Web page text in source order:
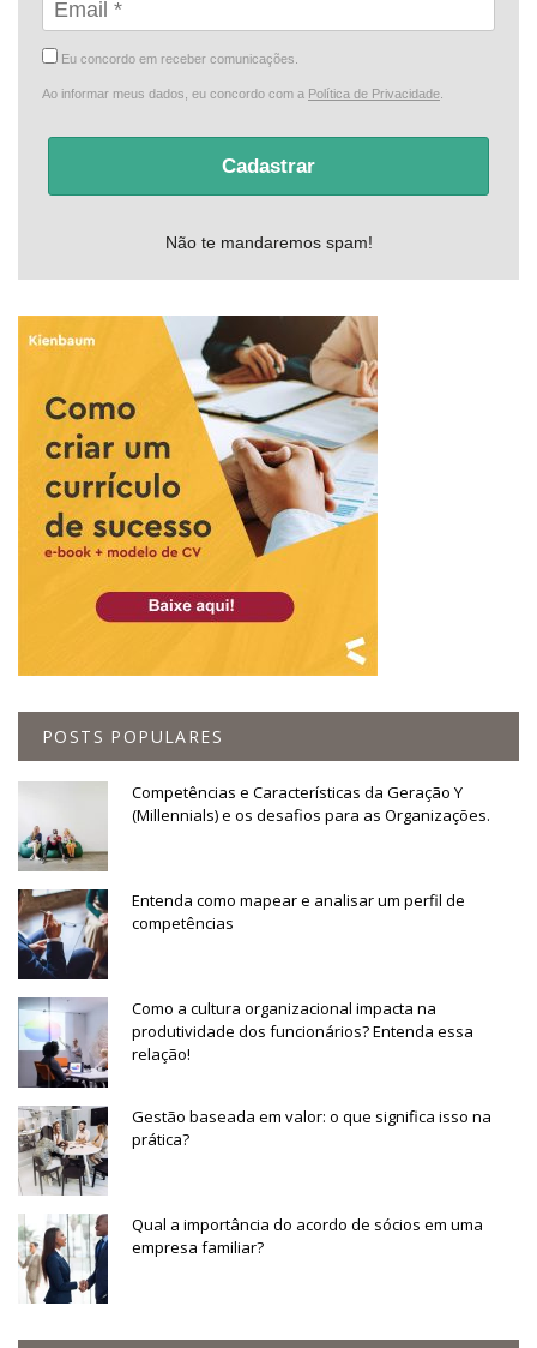
Eu concordo em receber comunicações.
Ao informar meus dados, eu concordo com a Política de Privacidade
Cadastrar
Não te mandaremos spam!
POSTS POPULARES
Competências e Características da Geração Y
(Millennials) e os desafios para as Organizações.
Entenda como mapear e analisar um perfil de
competências
Como a cultura organizacional impacta na
produtividade dos funcionários? Entenda essa
relação!
Gestão baseada em valor: o que significa isso na
prática?
Qual a importância do acordo de sócios em uma
empresa familiar?